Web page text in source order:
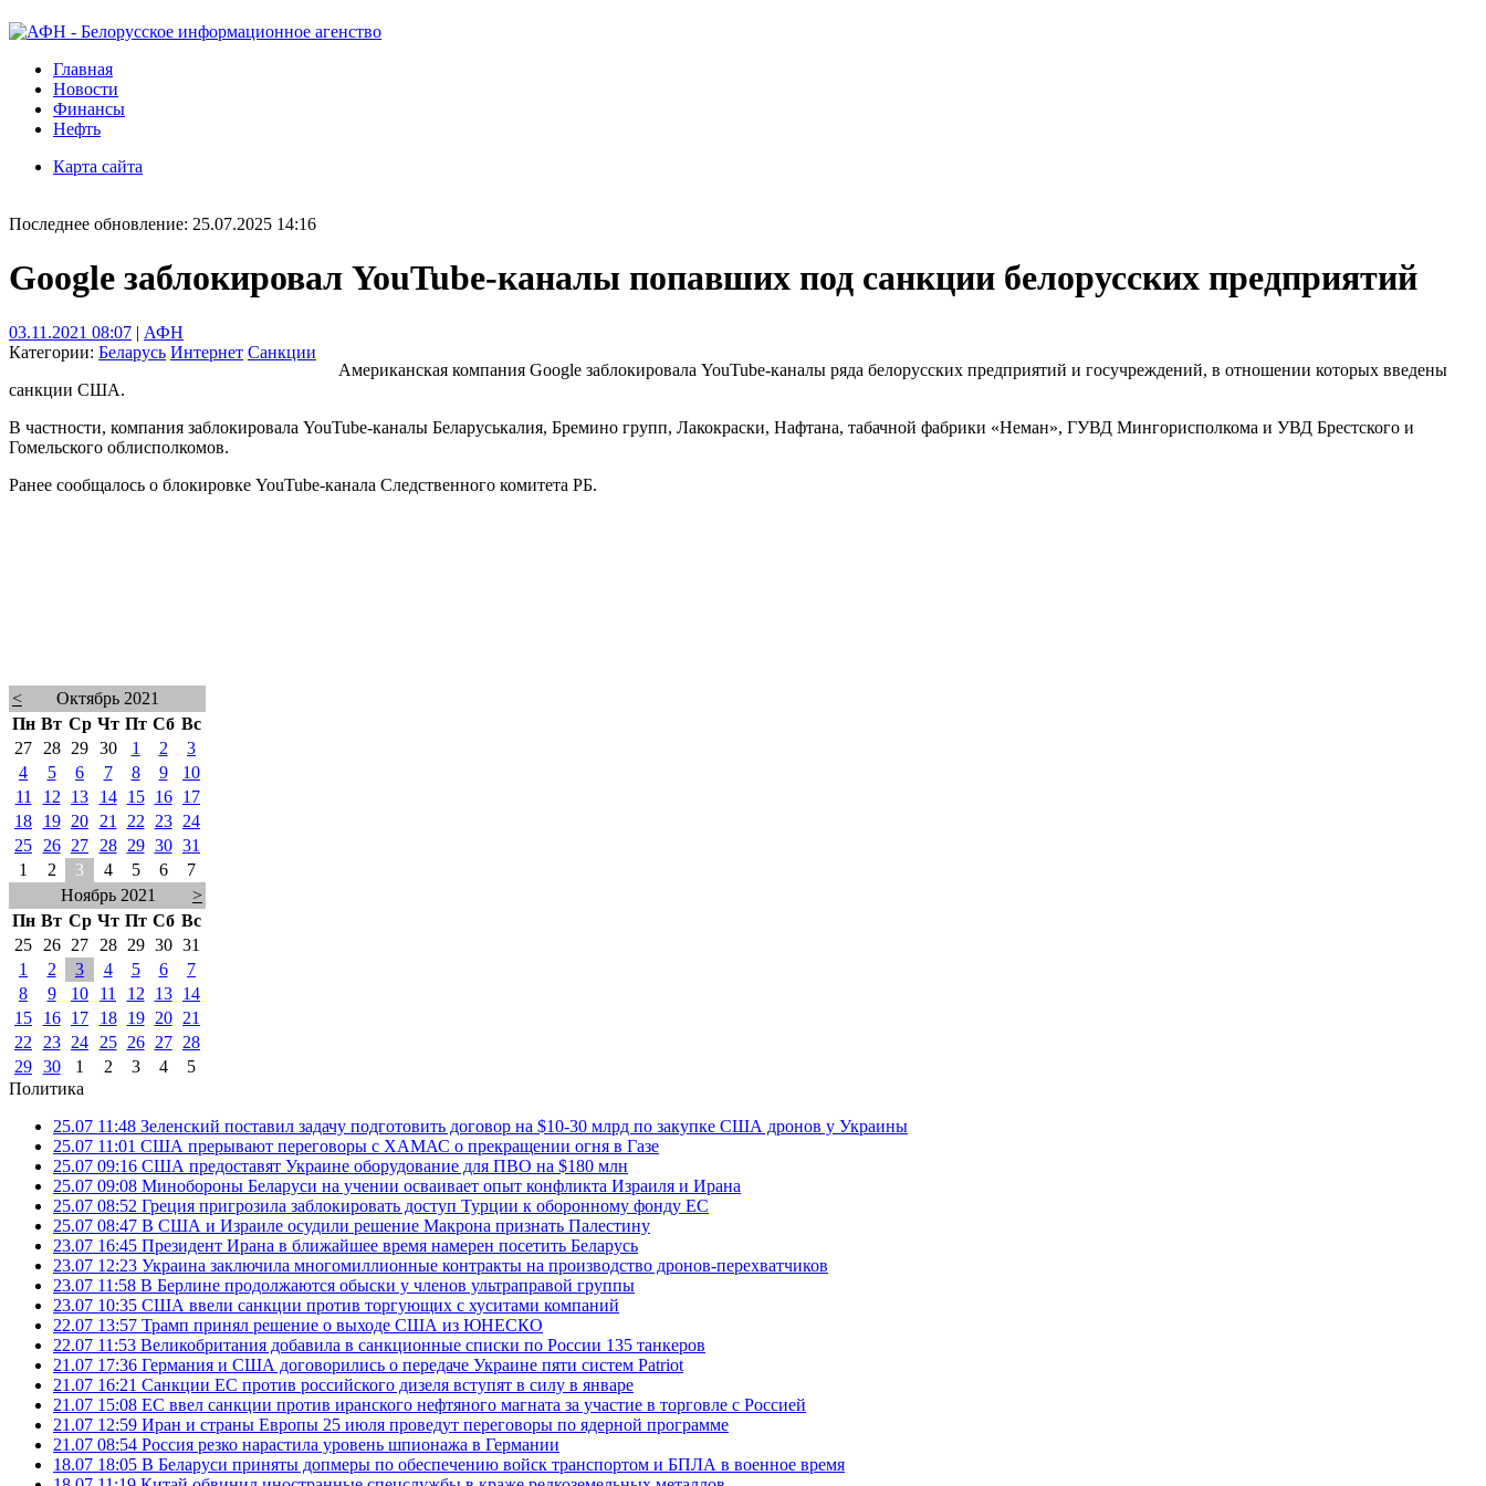
Главная
Новости
Финансы
Нефть
Карта сайта
Последнее обновление: 25.07.2025 14:16
Google заблокировал YouTube-каналы попавших под санкции белорусских предприятий
03.11.2021 08:07 | АФН
Категории: Беларусь Интернет Санкции
Американская компания Google заблокировала YouTube-каналы ряда белорусских предприятий и госучреждений, в отношении которых введены
санкции США.
В частности, компания заблокировала YouTube-каналы Беларуськалия, Бремино групп, Лакокраски, Нафтана, табачной фабрики «Неман», ГУВД Мингорисполкома и УВД Брестского и
Гомельского облисполкомов.
Ранее сообщалось о блокировке YouTube-канала Следственного комитета РБ.
<
Октябрь 2021
Пн Вт Ср Чт Пт Сб Вс
27
28 29 30 1 2
3
4
5 6 7 8 9
10
11
12 13 14 15 16
17
18
19 20 21 22 23
24
25
26 27 28 29 30 31
1
2 3 4 5 6
7
Ноябрь 2021
>
Пн Вт Ср Чт Пт Сб Вс
25
26 27 28 29 30 31
1
2 3 4 5 6
7
8
9 10 11 12 13
14
15
16 17 18 19 20
21
22
23 24 25 26 27
28
29 30 1 2 3 4
5
Политика
25.07 11:48 Зеленский поставил задачу подготовить договор на $10-30 млрд по закупке США дронов у Украины
25.07 11:01 США прерывают переговоры с ХАМАС о прекращении огня в Газе
25.07 09:16 США предоставят Украине оборудование для ПВО на $180 млн
25.07 09:08 Минобороны Беларуси на учении осваивает опыт конфликта Израиля и Ирана
25.07 08:52 Греция пригрозила заблокировать доступ Турции к оборонному фонду ЕС
25.07 08:47 В США и Израиле осудили решение Макрона признать Палестину
23.07 16:45 Президент Ирана в ближайшее время намерен посетить Беларусь
23.07 12:23 Украина заключила многомиллионные контракты на производство дронов-перехватчиков
23.07 11:58 В Берлине продолжаются обыски у членов ультраправой группы
23.07 10:35 США ввели санкции против торгующих с хуситами компаний
22.07 13:57 Трамп принял решение о выходе США из ЮНЕСКО
22.07 11:53 Великобритания добавила в санкционные списки по России 135 танкеров
21.07 17:36 Германия и США договорились о передаче Украине пяти систем Patriot
21.07 16:21 Санкции ЕС против российского дизеля вступят в силу в январе
21.07 15:08 ЕС ввел санкции против иранского нефтяного магната за участие в торговле с Россией
21.07 12:59 Иран и страны Европы 25 июля проведут переговоры по ядерной программе
21.07 08:54 Россия резко нарастила уровень шпионажа в Германии
18.07 18:05 В Беларуси приняты допмеры по обеспечению войск транспортом и БПЛА в военное время